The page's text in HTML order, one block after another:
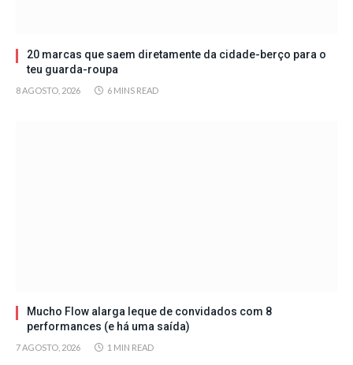
20 marcas que saem diretamente da cidade-berço para o
teu guarda-roupa
8 AGOSTO, 2026 6 MINS READ
Mucho Flow alarga leque de convidados com 8
performances (e há uma saída)
7 AGOSTO, 2026 1 MIN READ